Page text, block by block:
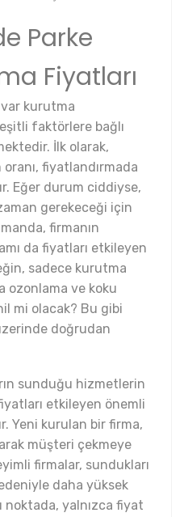
Parke
Fiyatları
kurutma
faktörlere bağlı
İlk olarak,
fiyatlandırmada
Eğer durum ciddiyse,
gerekeceği için
firmanın
da fiyatları etkileyen
sadece kurutma
ozonlama ve koku
mi olacak? Bu gibi
doğrudan
sunduğu hizmetlerin
etkileyen önemli
Yeni kurulan bir firma,
müşteri çekmeye
firmalar, sundukları
daha yüksek
yalnızca fiyat